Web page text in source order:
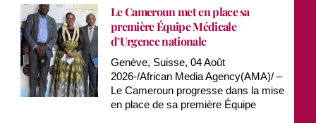
Le Cameroun met en place sa
première Équipe Médicale
d’Urgence nationale
Genève, Suisse, 04 Août
2026-/African Media Agency(AMA)/ –
Le Cameroun progresse dans la mise
en place de sa première Équipe